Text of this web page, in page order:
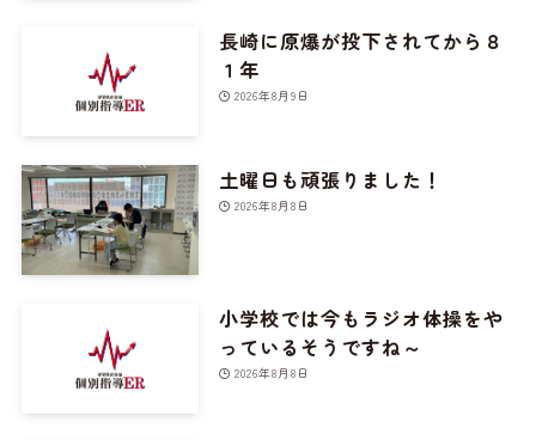
長崎に原爆が投下されてから８
１年
2026年8月9日
土曜日も頑張りました！
2026年8月8日
小学校では今もラジオ体操をや
っているそうですね～
2026年8月8日